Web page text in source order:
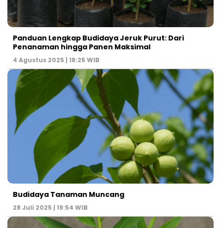
Panduan Lengkap Budidaya Jeruk Purut: Dari
Penanaman hingga Panen Maksimal
4 Agustus 2025 | 18:25 WIB
Budidaya Tanaman Muncang
28 Juli 2025 | 19:54 WIB